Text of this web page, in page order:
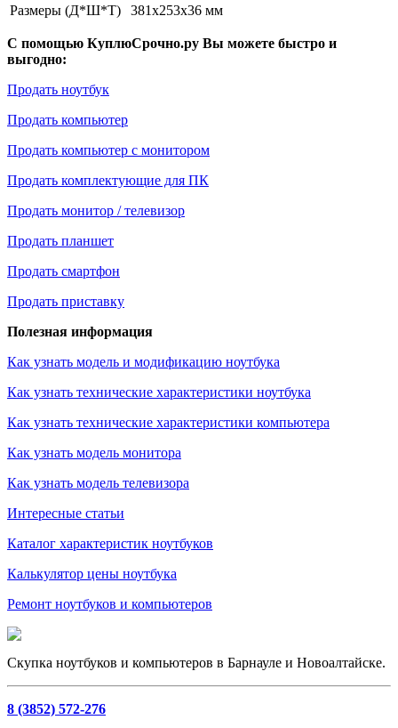
Размеры (Д*Ш*Т)
381x253x36 мм
С помощью КуплюСрочно.ру Вы можете быстро и
выгодно:
Продать ноутбук
Продать компьютер
Продать компьютер с монитором
Продать комплектующие для ПК
Продать монитор / телевизор
Продать планшет
Продать смартфон
Продать приставку
Полезная информация
Как узнать модель и модификацию ноутбука
Как узнать технические характеристики ноутбука
Как узнать технические характеристики компьютера
Как узнать модель монитора
Как узнать модель телевизора
Интересные статьи
Каталог характеристик ноутбуков
Калькулятор цены ноутбука
Ремонт ноутбуков и компьютеров
Скупка ноутбуков и компьютеров в Барнауле и Новоалтайске.
8 (3852) 572-276